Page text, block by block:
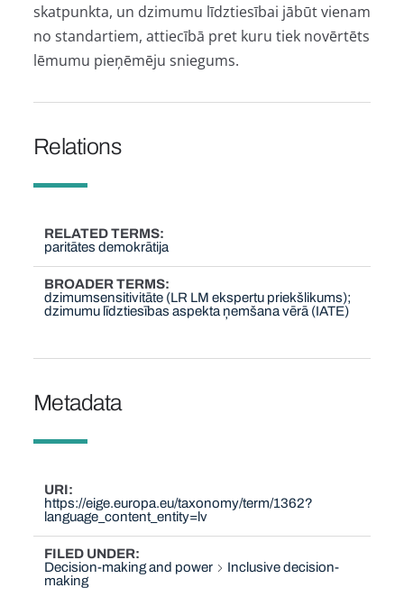
skatpunkta, un dzimumu līdztiesībai jābūt vienam
no standartiem, attiecībā pret kuru tiek novērtēts
lēmumu pieņēmēju sniegums.
Relations
RELATED TERMS
paritātes demokrātija
BROADER TERMS
dzimumsensitivitāte (LR LM ekspertu priekšlikums);
dzimumu līdztiesības aspekta ņemšana vērā (IATE)
Metadata
URI
https://eige.europa.eu/taxonomy/term/1362?
language_content_entity=lv
FILED UNDER
Decision-making and power
Inclusive decision-
making